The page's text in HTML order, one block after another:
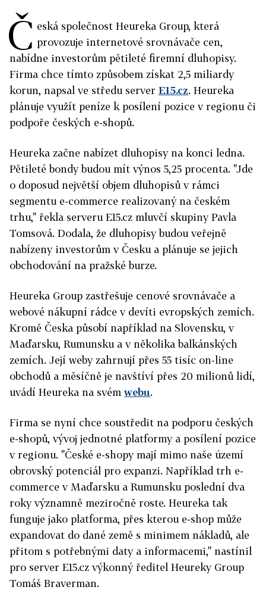
Č eská společnost Heureka Group, která
provozuje internetové srovnávače cen,
nabídne investorům pětileté firemní dluhopisy.
Firma chce tímto způsobem získat 2,5 miliardy
korun, napsal ve středu server E15.cz. Heureka
plánuje využít peníze k posílení pozice v regionu či
podpoře českých e-shopů.
Heureka začne nabízet dluhopisy na konci ledna.
Pětileté bondy budou mít výnos 5,25 procenta. "Jde
o doposud největší objem dluhopisů v rámci
segmentu e-commerce realizovaný na českém
trhu," řekla serveru E15.cz mluvčí skupiny Pavla
Tomsová. Dodala, že dluhopisy budou veřejně
nabízeny investorům v Česku a plánuje se jejich
obchodování na pražské burze.
Heureka Group zastřešuje cenové srovnávače a
webové nákupní rádce v devíti evropských zemích.
Kromě Česka působí například na Slovensku, v
Maďarsku, Rumunsku a v několika balkánských
zemích. Její weby zahrnují přes 55 tisíc on-line
obchodů a měsíčně je navštíví přes 20 milionů lidí,
uvádí Heureka na svémwebu.
Firma se nyní chce soustředit na podporu českých
e-shopů, vývoj jednotné platformy a posílení pozice
v regionu. "České e-shopy mají mimo naše území
obrovský potenciál pro expanzi. Například trh e-
commerce v Maďarsku a Rumunsku poslední dva
roky významně meziročně roste. Heureka tak
funguje jako platforma, přes kterou e-shop může
expandovat do dané země s minimem nákladů, ale
přitom s potřebnými daty a informacemi," nastínil
pro server E15.cz výkonný ředitel Heureky Group
Tomáš Braverman.